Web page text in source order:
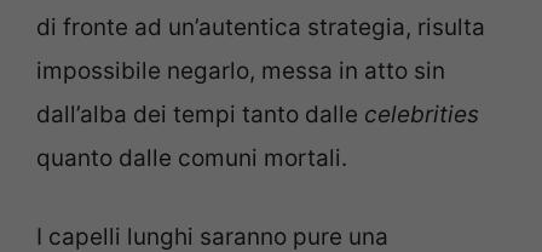
di fronte ad un’autentica strategia, risulta
impossibile negarlo, messa in atto sin
dall’alba dei tempi tanto dalle celebrities
quanto dalle comuni mortali.
I capelli lunghi saranno pure una